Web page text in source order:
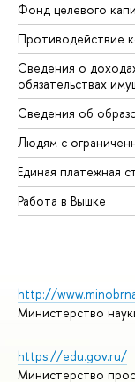
Фонд целевого
Противодействие
Сведения о
обязательствах
Сведения об
Людям с
Единая платежная
Работа в Вышке
http://
Министерство
https://edu.gov.ru/
Министерство